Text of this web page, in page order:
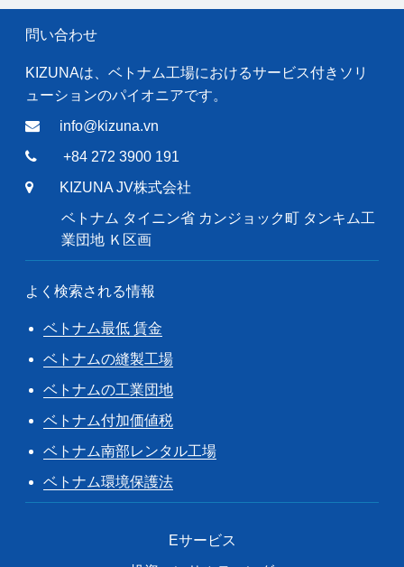
問い合わせ
KIZUNAは、ベトナム工場におけるサービス付きソリ
ューションのパイオニアです。
info@kizuna.vn
+84 272 3900 191
KIZUNA JV株式会社
ベトナム タイニン省 カンジョック町 タンキム工
業団地 Ｋ区画
よく検索される情報
ベトナム最低 賃金
ベトナムの縫製工場
ベトナムの工業団地
ベトナム付加価値税
ベトナム南部レンタル工場
ベトナム環境保護法
Eサービス